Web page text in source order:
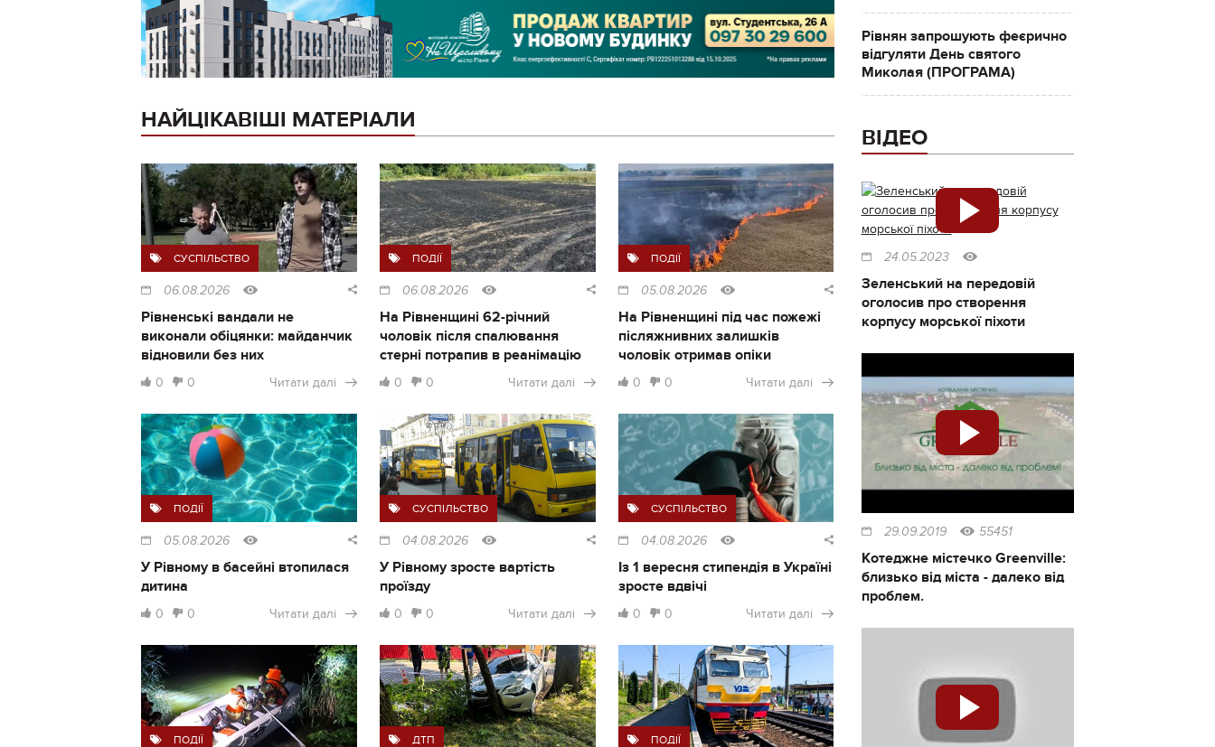
НАЙЦІКАВІШІ МАТЕРІАЛИ
СУСПІЛЬСТВО
06.08.2026
Рівненські вандали не
виконали обіцянки: майданчик
відновили без них
0 0 Читати далі
ПОДІЇ
06.08.2026
На Рівненщині 62-річний
чоловік після спалювання
стерні потрапив в реанімацію
0 0 Читати далі
ПОДІЇ
05.08.2026
На Рівненщині під час пожежі
післяжнивних залишків
чоловік отримав опіки
0 0 Читати далі
ПОДІЇ
05.08.2026
У Рівному в басейні втопилася
дитина
0 0 Читати далі
СУСПІЛЬСТВО
04.08.2026
У Рівному зросте вартість
проїзду
0 0 Читати далі
СУСПІЛЬСТВО
04.08.2026
Із 1 вересня стипендія в Україні
зросте вдвічі
0 0 Читати далі
ПОДІЇ ДТП ПОДІЇ
Рівнян запрошують феєрично
відгуляти День святого
Миколая (ПРОГРАМА)
ВІДЕО
24.05.2023
Зеленський на передовій
оголосив про створення
корпусу морської піхоти
29.09.2019 55451
Котеджне містечко Greenville:
близько від міста - далеко від
проблем.